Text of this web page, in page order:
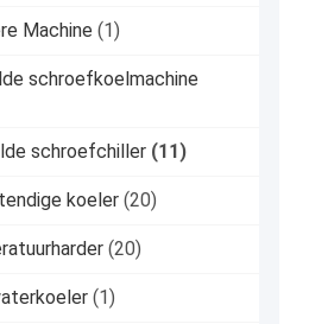
Machine (1)
schroefkoelmachine
schroefchiller (11)
koeler (20)
(20)
(1)